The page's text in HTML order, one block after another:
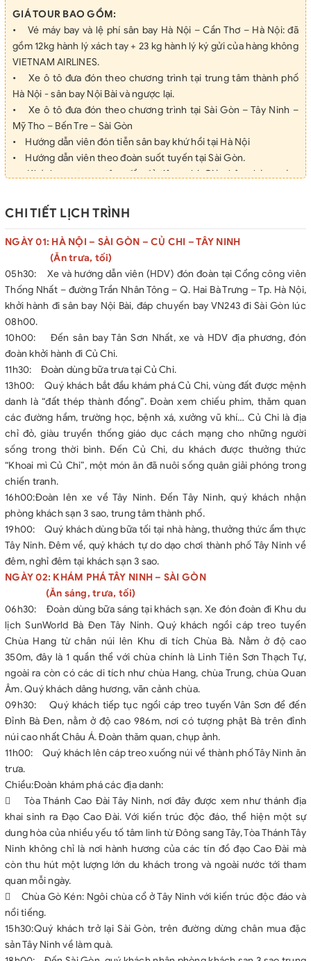
GIÁ TOUR BAO GỒM:
• Vé máy bay và lệ phí sân bay Hà Nội – Cần Thơ – Hà Nội: đã
gồm 12kg hành lý xách tay + 23 kg hành lý ký gửi của hàng không
VIETNAM AIRLINES.
• Xe ô tô đưa đón theo chương trình tại trung tâm thành phố
Hà Nội - sân bay Nội Bài và ngược lại.
• Xe ô tô đưa đón theo chương trình tại Sài Gòn – Tây Ninh –
Mỹ Tho – Bến Tre – Sài Gòn
• Hướng dẫn viên đón tiễn sân bay khứ hồi tại Hà Nội
• Hướng dẫn viên theo đoàn suốt tuyến tại Sài Gòn.
• Khách sạn trung tâm, đầy đủ tiện nghi. Giờ nhận phòng sớm
khách người lớn/ 1 phòng. Nếu lẻ nam hoặc nữ ngủ ghép 3
khách/ 1 phòng. Nếu quý khách không đồng ý ngủ ghép, yêu cầu
đóng phụ thu phòng đơn.
 Sài Gòn: Khách sạn 3* hoặc tương đương.
 Tp Tây Ninh: Khách sạn 3* hoặc tương đương.
• Ăn sáng 03 bữa theo tiêu chuẩn tại khách sạn.
• Ăn chính: 06 bữa theo tiêu chuẩn:
 Tại Sài Gòn: 180.000đ/suất x 2 bữa
 Tại Củ Chi: 150.000đ/suất x 1 bữa
 Tại Tây Ninh: 150.000đ/ suất x 2 bữa
 Tại Bến Tre: 150.000đ/ suất x 1 bữa
• Vé tham quan tại các điểm theo chương trình:
 Củ Chi: Vé thăm quan địa đạo
 Tây Ninh: Vé vào cửa khu du lịch.
 Mỹ Tho – Bến Tre: Vé thuyền, vé xe ngựa.
 Sài Gòn: Dinh Độc Lập
• Bảo hiểm du lịch, mức đền bù 20.000.000đ/ 1 trường hợp.
• Nước uống theo chương trình 01 chai 500ml/ngày/khách.
• Mũ du lịch.
GIÁ TOUR KHÔNG BAO GỒM:
• Chi phí cá nhân không nằm trong chương trình
• Vé cáp treo núi Bà Đen.
• Chi phí phòng đơn (nếu có)
• Thuế VAT 10%
• Tiền TIP cho hướng dẫn viên (nếu có)
CHI TIẾT LỊCH TRÌNH
NGÀY 01: HÀ NỘI – SÀI GÒN – CỦ CHI – TÂY NINH
(Ăn trưa, tối)
05h30: Xe và hướng dẫn viên (HDV) đón đoàn tại Cổng công viên
Thống Nhất – đường Trần Nhân Tông – Q. Hai Bà Trưng – Tp. Hà Nội,
khởi hành đi sân bay Nội Bài, đáp chuyến bay VN243 đi Sài Gòn lúc
08h00.
10h00: Đến sân bay Tân Sơn Nhất, xe và HDV địa phương, đón
đoàn khởi hành đi Củ Chi.
11h30: Đoàn dùng bữa trưa tại Củ Chi.
13h00: Quý khách bắt đầu khám phá Củ Chi, vùng đất được mệnh
danh là “đất thép thành đồng”. Đoàn xem chiếu phim, thăm quan
các đường hầm, trường học, bệnh xá, xưởng vũ khí… Củ Chi là địa
chỉ đỏ, giàu truyền thống giáo dục cách mạng cho những người
sống trong thời bình. Đến Củ Chi, du khách được thưởng thức
“Khoai mì Củ Chi”, một món ăn đã nuôi sống quân giải phóng trong
chiến tranh.
16h00:Đoàn lên xe về Tây Ninh. Đến Tây Ninh, quý khách nhận
phòng khách sạn 3 sao, trung tâm thành phố.
19h00: Quý khách dùng bữa tối tại nhà hàng, thưởng thức ẩm thực
Tây Ninh. Đêm về, quý khách tự do dạo chơi thành phố Tây Ninh về
đêm, nghỉ đêm tại khách sạn 3 sao.
NGÀY 02: KHÁM PHÁ TÂY NINH – SÀI GÒN
(Ăn sáng, trưa, tối)
06h30: Đoàn dùng bữa sáng tại khách sạn. Xe đón đoàn đi Khu du
lịch SunWorld Bà Đen Tây Ninh. Quý khách ngồi cáp treo tuyến
Chùa Hang từ chân núi lên Khu di tích Chùa Bà. Nằm ở độ cao
350m, đây là 1 quần thể với chùa chính là Linh Tiên Sơn Thạch Tự,
ngoài ra còn có các di tích như chùa Hang, chùa Trung, chùa Quan
Âm. Quý khách dâng hương, vãn cảnh chùa.
09h30: Quý khách tiếp tục ngồi cáp treo tuyến Vân Sơn để đến
Đỉnh Bà Đen, nằm ở độ cao 986m, nơi có tượng phật Bà trên đỉnh
núi cao nhất Châu Á. Đoàn thăm quan, chụp ảnh.
11h00: Quý khách lên cáp treo xuống núi về thành phố Tây Ninh ăn
trưa.
Chiều:Đoàn khám phá các địa danh:
 Tòa Thánh Cao Đài Tây Ninh, nơi đây được xem như thánh địa
khai sinh ra Đạo Cao Đài. Với kiến trúc độc đáo, thể hiện một sự
dung hòa của nhiều yếu tố tâm linh từ Đông sang Tây, Tòa Thánh Tây
Ninh không chỉ là nơi hành hương của các tín đồ đạo Cao Đài mà
còn thu hút một lượng lớn du khách trong và ngoài nước tới tham
quan mỗi ngày.
 Chùa Gò Kén: Ngôi chùa cổ ở Tây Ninh với kiến trúc độc đáo và
nổi tiếng.
15h30:Quý khách trở lại Sài Gòn, trên đường dừng chân mua đặc
sản Tây Ninh về làm quà.